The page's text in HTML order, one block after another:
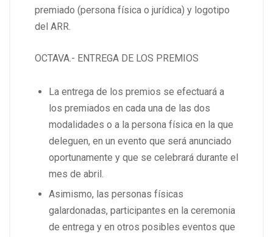
premiado (persona física o jurídica) y logotipo
del ARR.
OCTAVA.- ENTREGA DE LOS PREMIOS
La entrega de los premios se efectuará a
los premiados en cada una de las dos
modalidades o a la persona física en la que
deleguen, en un evento que será anunciado
oportunamente y que se celebrará durante el
mes de abril.
Asimismo, las personas físicas
galardonadas, participantes en la ceremonia
de entrega y en otros posibles eventos que